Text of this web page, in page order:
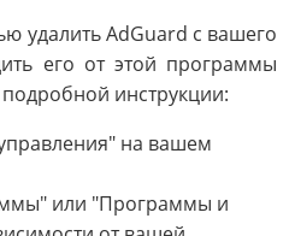
удалить AdGuard с вашего
его от этой программы
подробной инструкции:
на вашем
или "Программы и